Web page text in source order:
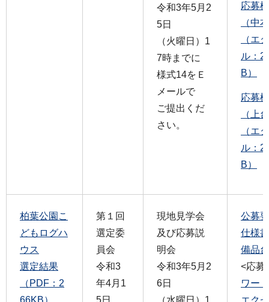
令和3年5月2
5日
（火曜日）1
7時までに
様式14をＥ
メールで
ご提出くだ
さい。
応募
（中
（エ
ル：
B）
応募
（上
（エ
ル：
B）
柏葉公園こ
どもログハ
ウス
選定結果
（PDF：2
66KB）
第１回
選定委
員会
令和3
年4月1
5日
現地見学会
及び応募説
明会
令和3年5月2
6日
（水曜日）1
公募
仕様
備品
<応募
ワー
エク